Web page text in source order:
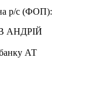
р/с (ФОП):
АНДРІЙ
АТ